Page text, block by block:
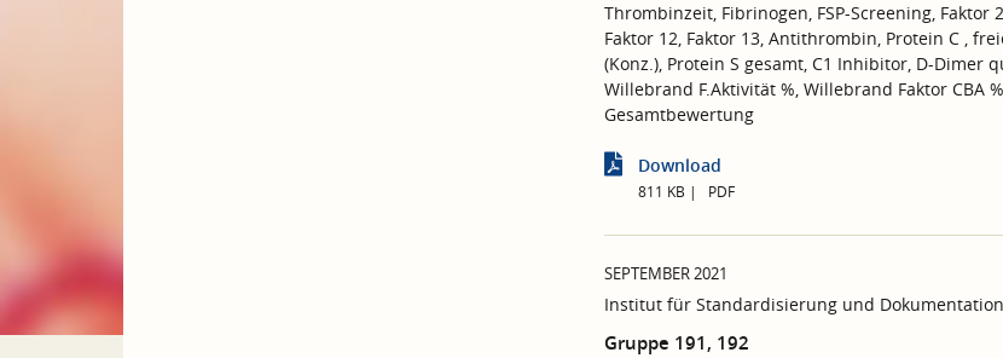
Thrombinzeit, Fibrinogen, FSP-Screening, Faktor
Faktor 12, Faktor 13, Antithrombin, Protein C ,
(Konz.), Protein S gesamt, C1 Inhibitor, D-Dimer
Willebrand F.Aktivität %, Willebrand Faktor CBA
Gesamtbewertung
Download
811 KB PDF
SEPTEMBER 2021
Institut für Standardisierung und
Gruppe 191, 192